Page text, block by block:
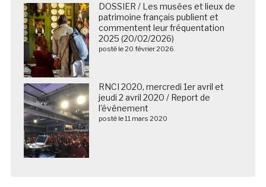
DOSSIER / Les musées et lieux de
patrimoine français publient et
commentent leur fréquentation
2025 (20/02/2026)
posté le 20 février 2026
RNCI 2020, mercredi 1er avril et
jeudi 2 avril 2020 / Report de
l’événement
posté le 11 mars 2020